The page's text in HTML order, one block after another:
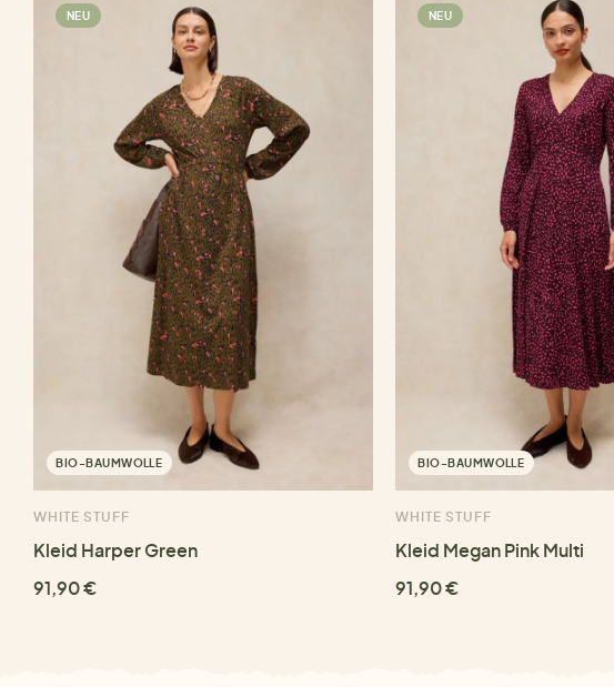
NEU
BIO-BAUMWOLLE
WHITE STUFF
Kleid Harper Green
91,90 €
NEU
BIO-BAUMWOLLE
WHITE STUFF
Kleid Megan Pink Multi
91,90 €